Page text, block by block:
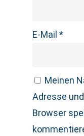
E-Mail *
Meinen
Adresse
Browser